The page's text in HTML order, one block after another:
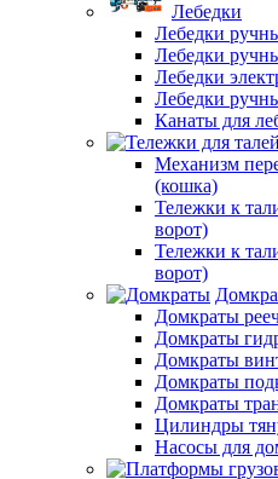
Лебедки
Лебедки
Лебедки
Лебедки
Лебедки
Канаты для
Механизм
(кошка)
Тележки к
ворот)
Тележки к
ворот)
Домкраты
Домкраты
Домкраты
Домкраты
Домкраты
Цилиндры
Насосы для